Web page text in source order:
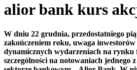
alior bank kurs
W dniu 22 grudnia, przedostatniego
zakończeniem roku, uwaga inwestorów
dynamicznych wydarzeniach na rynku
szczególności na notowaniach jednego